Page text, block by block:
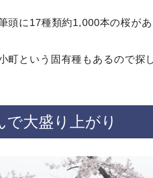
頭に17種類約1,000本の桜があ
町という固有種もあるので探
大盛り上がり